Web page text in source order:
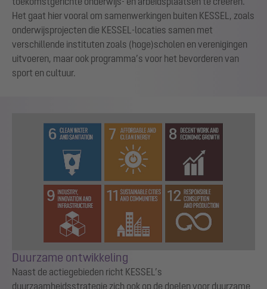
Het gaat hier vooral om samenwerkingen buiten KESSEL, zoals
onderwijsprojecten die KESSEL-locaties samen met
verschillende instituten zoals (hoge)scholen en verenigingen
uitvoeren, maar ook programma’s voor het bevorderen van
sport en cultuur.
Duurzame ontwikkeling
Naast de actiegebieden richt KESSEL’s
duurzaamheidsstrategie zich ook op de doelen voor duurzame